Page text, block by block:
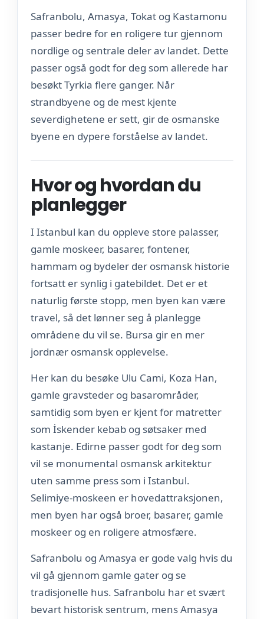
Safranbolu, Amasya, Tokat og Kastamonu
passer bedre for en roligere tur gjennom
nordlige og sentrale deler av landet. Dette
passer også godt for deg som allerede har
besøkt Tyrkia flere ganger. Når
strandbyene og de mest kjente
severdighetene er sett, gir de osmanske
byene en dypere forståelse av landet.
Hvor og hvordan du
planlegger
I Istanbul kan du oppleve store palasser,
gamle moskeer, basarer, fontener,
hammam og bydeler der osmansk historie
fortsatt er synlig i gatebildet. Det er et
naturlig første stopp, men byen kan være
travel, så det lønner seg å planlegge
områdene du vil se. Bursa gir en mer
jordnær osmansk opplevelse.
Her kan du besøke Ulu Cami, Koza Han,
gamle gravsteder og basarområder,
samtidig som byen er kjent for matretter
som İskender kebab og søtsaker med
kastanje. Edirne passer godt for deg som
vil se monumental osmansk arkitektur
uten samme press som i Istanbul.
Selimiye-moskeen er hovedattraksjonen,
men byen har også broer, basarer, gamle
moskeer og en roligere atmosfære.
Safranbolu og Amasya er gode valg hvis du
vil gå gjennom gamle gater og se
tradisjonelle hus. Safranbolu har et svært
bevart historisk sentrum, mens Amasya